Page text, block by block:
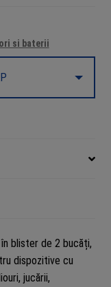
si baterii
blister de 2 bucăți,
dispozitive cu
jucării,